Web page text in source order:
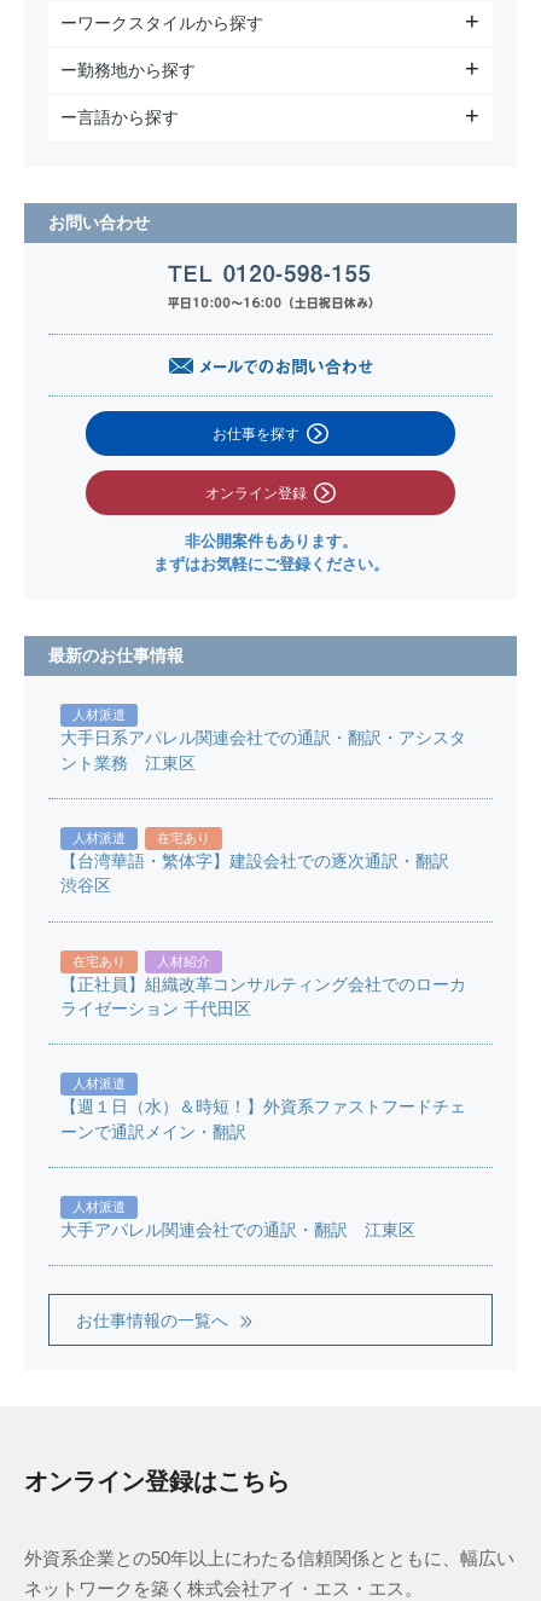
ーワークスタイルから探す
ー勤務地から探す
ー言語から探す
お問い合わせ
お仕事を探す
オンライン登録
非公開案件もあります。
まずはお気軽にご登録ください。
最新のお仕事情報
人材派遣
大手日系アパレル関連会社での通訳・翻訳・アシスタ
ント業務 江東区
人材派遣 在宅あり
【台湾華語・繁体字】建設会社での逐次通訳・翻訳
渋谷区
在宅あり 人材紹介
【正社員】組織改革コンサルティング会社でのローカ
ライゼーション 千代田区
人材派遣
【週１日（水）＆時短！】外資系ファストフードチェ
ーンで通訳メイン・翻訳
人材派遣
大手アパレル関連会社での通訳・翻訳 江東区
お仕事情報の一覧へ
オンライン登録はこちら
外資系企業との50年以上にわたる信頼関係とともに、幅広い
ネットワークを築く株式会社アイ・エス・エス。